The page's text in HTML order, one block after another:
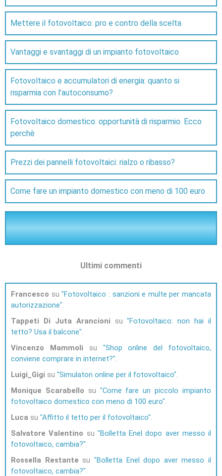
Mettere il fotovoltaico: pro e contro della scelta
Vantaggi e svantaggi di un impianto fotovoltaico
Fotovoltaico e accumulatori di energia: quanto si
risparmia con l’autoconsumo?
Fotovoltaico domestico: opportunità di risparmio. Ecco
perchè
Prezzi dei pannelli fotovoltaici: rialzo o ribasso?
Come fare un impianto domestico con meno di 100 euro
Ultimi commenti
Francesco su Fotovoltaico : sanzioni e multe per mancata
autorizzazione
Tappeti Di Juta Arancioni su Fotovoltaico: non hai il
tetto? Usa il balcone
Vincenzo Mammoli su
Shop online del fotovoltaico,
conviene comprare in internet?
Luigi_Gigi su Simulatori online per il fotovoltaico
Monique Scarabello su
Come fare un piccolo impianto
fotovoltaico domestico con meno di 100 euro
Luca su Affitto il tetto per il fotovoltaico
Salvatore Valentino su
Bolletta Enel dopo aver messo il
fotovoltaico, cambia?
Rossella Restante su
Bolletta Enel dopo aver messo il
fotovoltaico, cambia?